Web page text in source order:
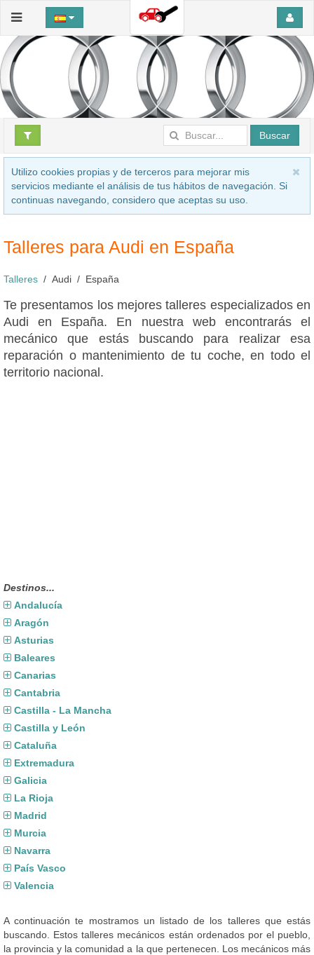
Buscar
Utilizo cookies propias y de terceros para mejorar mis
servicios mediante el análisis de tus hábitos de navegación. Si
continuas navegando, considero que aceptas su uso.
Talleres para Audi en España
Talleres Audi España
Te presentamos los mejores talleres especializados en
Audi en España. En nuestra web encontrarás el
mecánico que estás buscando para realizar esa
reparación o mantenimiento de tu coche, en todo el
territorio nacional.
Destinos...
Andalucía
Aragón
Asturias
Baleares
Canarias
Cantabria
Castilla - La Mancha
Castilla y León
Cataluña
Extremadura
Galicia
La Rioja
Madrid
Murcia
Navarra
País Vasco
Valencia
A continuación te mostramos un listado de los talleres que estás
buscando. Estos talleres mecánicos están ordenados por el pueblo,
la provincia y la comunidad a la que pertenecen. Los mecánicos más